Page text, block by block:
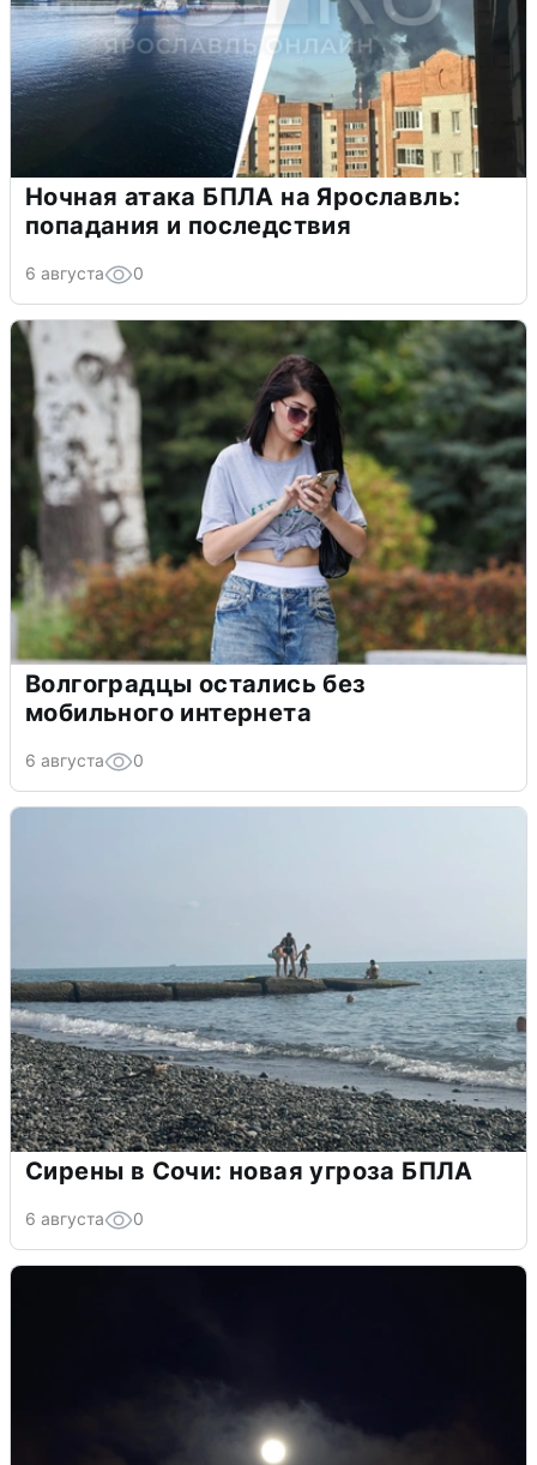
Ночная атака БПЛА на Ярославль:
попадания и последствия
6 августа 0
Волгоградцы остались без
мобильного интернета
6 августа 0
Сирены в Сочи: новая угроза БПЛА
6 августа 0